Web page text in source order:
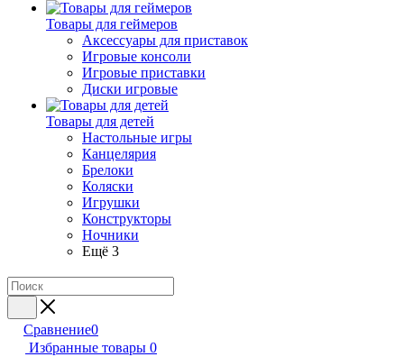
Товары для геймеров
Аксессуары для приставок
Игровые консоли
Игровые приставки
Диски игровые
Товары для детей
Настольные игры
Канцелярия
Брелоки
Коляски
Игрушки
Конструкторы
Ночники
Ещё 3
Сравнение0
Избранные товары 0